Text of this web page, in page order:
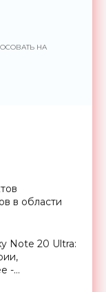
НА
в области
Note 20 Ultra:
-